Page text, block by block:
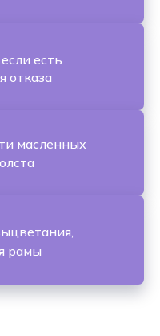
если есть
отказа
масленных
рамы